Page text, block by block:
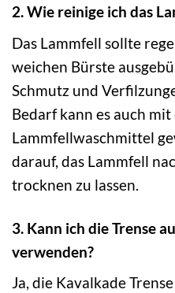
2. Wie reinige ich das
Das Lammfell sollte
weichen Bürste
Schmutz und
Bedarf kann es auch
Lammfellwaschmittel
darauf, das Lammfell
trocknen zu lassen.
3. Kann ich die Trense
verwenden?
Ja, die Kavalkade